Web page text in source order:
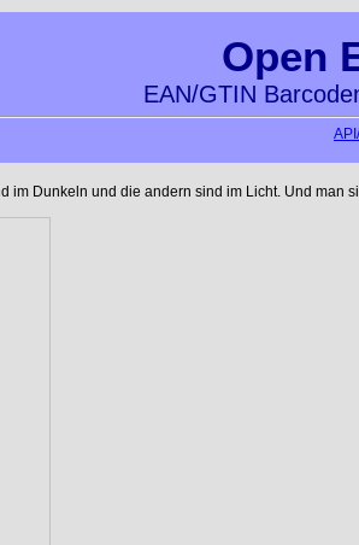
Open
EAN/GTIN
im Dunkeln und die andern sind im Licht. Und man